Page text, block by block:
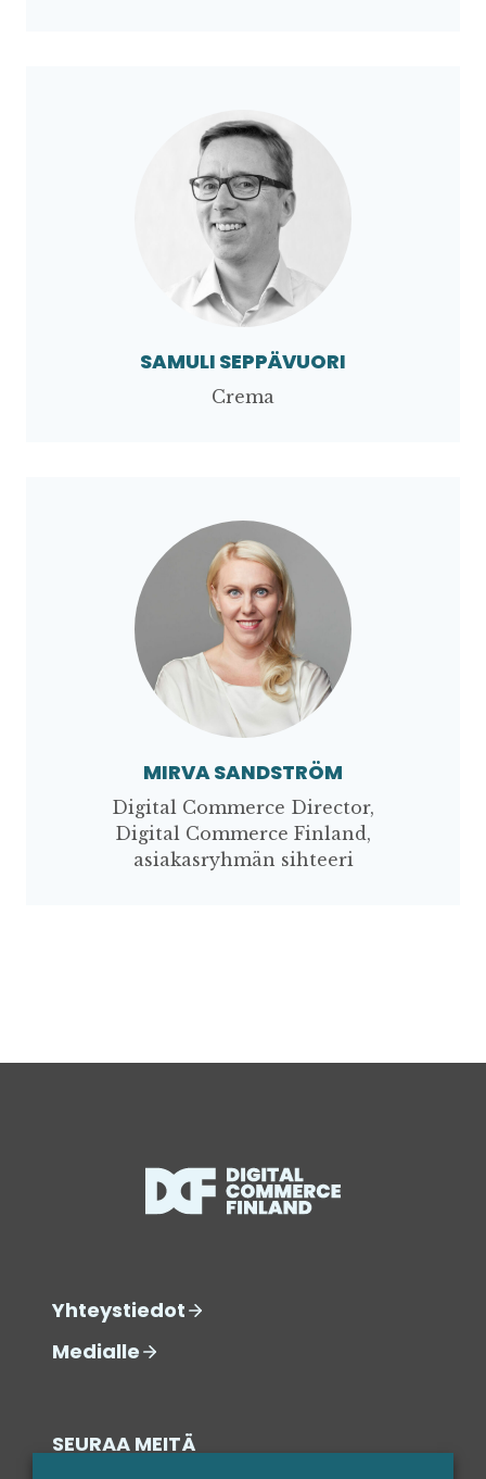
SAMULI SEPPÄVUORI
Crema
MIRVA SANDSTRÖM
Digital Commerce Director,
Digital Commerce Finland,
asiakasryhmän sihteeri
Yhteystiedot
Medialle
SEURAA MEITÄ